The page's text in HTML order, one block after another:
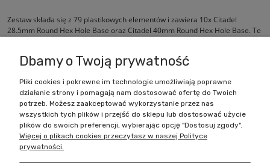
Zestaw składa się z 79 plastikowych elementów i zawiera 10x Citadel
28.5mm Round Hex Hole Base oraz Citadel 40mm Round Hex Hole Base. Te
Zakupy
Pomoc
Dbamy o Twoją prywatność
Pliki cookies i pokrewne im technologie umożliwiają poprawne
działanie strony i pomagają nam dostosować ofertę do Twoich
potrzeb. Możesz zaakceptować wykorzystanie przez nas
wszystkich tych plików i przejść do sklepu lub dostosować użycie
plików do swoich preferencji, wybierając opcję "Dostosuj zgody".
Więcej o plikach cookies przeczytasz w naszej Polityce
prywatności.